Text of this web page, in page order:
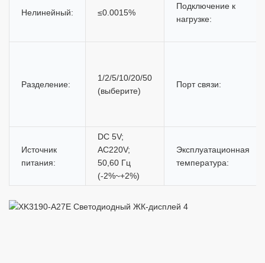
Нелинейный: ≤0.0015%
Подключение к
нагрузке:
Разделение:
1/2/5/10/20/50
(выберите)
Порт связи:
Источник
питания:
DC 5V;
AC220V;
50,60 Гц
(-2%~+2%)
Эксплуатационная
температура: